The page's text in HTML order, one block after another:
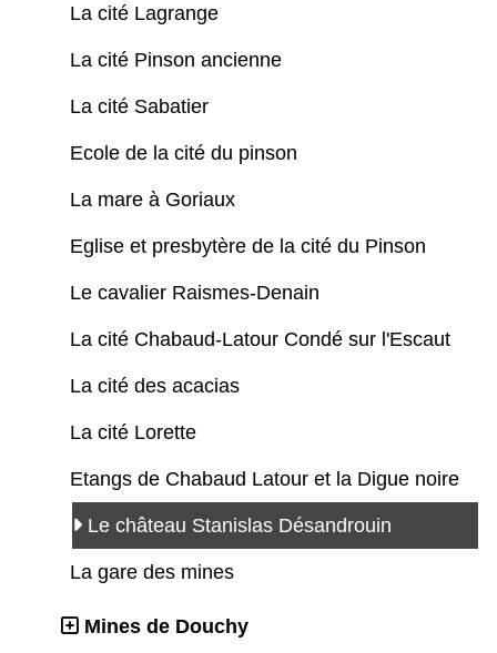
La cité Lagrange
La cité Pinson ancienne
La cité Sabatier
Ecole de la cité du pinson
La mare à Goriaux
Eglise et presbytère de la cité du Pinson
Le cavalier Raismes-Denain
La cité Chabaud-Latour Condé sur l'Escaut
La cité des acacias
La cité Lorette
Etangs de Chabaud Latour et la Digue noire
Le château Stanislas Désandrouin
La gare des mines
Mines de Douchy